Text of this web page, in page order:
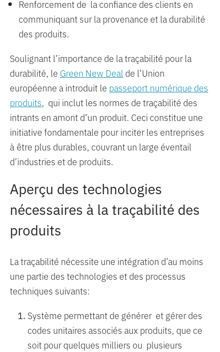
Renforcement de la confiance des clients en
communiquant sur la provenance et la durabilité
des produits.
Soulignant l’importance de la traçabilité pour la
durabilité, le Green New Deal de l’Union
européenne a introduit le passeport numérique des
produits, qui inclut les normes de traçabilité des
intrants en amont d’un produit. Ceci constitue une
initiative fondamentale pour inciter les entreprises
à être plus durables, couvrant un large éventail
d’industries et de produits.
Aperçu des technologies
nécessaires à la traçabilité des
produits
La traçabilité nécessite une intégration d’au moins
une partie des technologies et des processus
techniques suivants:
Système permettant de générer et gérer des
codes unitaires associés aux produits, que ce
soit pour quelques milliers ou plusieurs